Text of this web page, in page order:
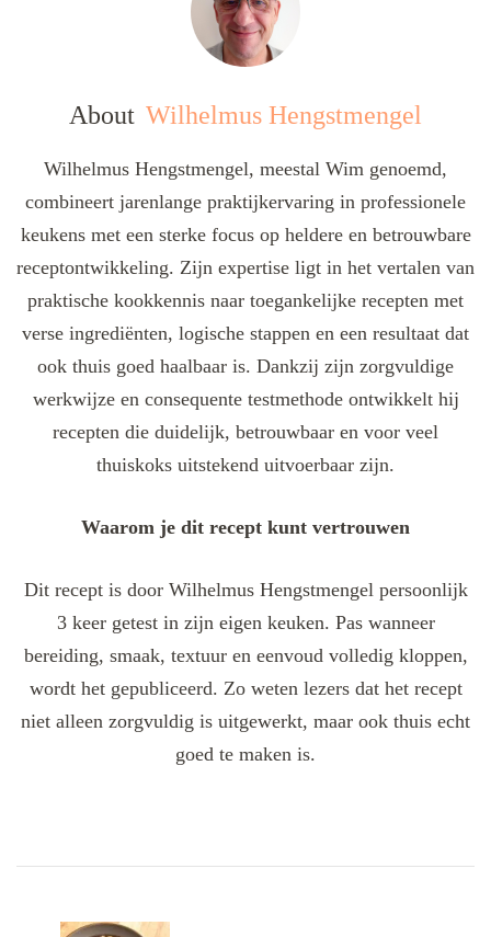
About Wilhelmus Hengstmengel
Wilhelmus Hengstmengel, meestal Wim genoemd,
combineert jarenlange praktijkervaring in professionele
keukens met een sterke focus op heldere en betrouwbare
receptontwikkeling. Zijn expertise ligt in het vertalen van
praktische kookkennis naar toegankelijke recepten met
verse ingrediënten, logische stappen en een resultaat dat
ook thuis goed haalbaar is. Dankzij zijn zorgvuldige
werkwijze en consequente testmethode ontwikkelt hij
recepten die duidelijk, betrouwbaar en voor veel
thuiskoks uitstekend uitvoerbaar zijn.
Waarom je dit recept kunt vertrouwen
Dit recept is door Wilhelmus Hengstmengel persoonlijk
3 keer getest in zijn eigen keuken. Pas wanneer
bereiding, smaak, textuur en eenvoud volledig kloppen,
wordt het gepubliceerd. Zo weten lezers dat het recept
niet alleen zorgvuldig is uitgewerkt, maar ook thuis echt
goed te maken is.
Navigation